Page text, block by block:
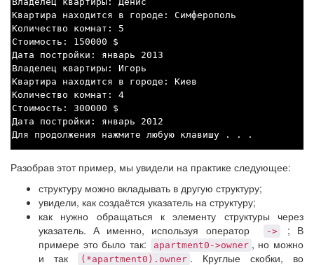
Квартира находится в городе: Симферополь
Количество комнат: 5
Стоимость: 150000 $
Дата постройки: январь 2013
Владелец квартиры: Игорь
Квартира находится в городе: Киев
Количество комнат: 4
Стоимость: 300000 $
Дата постройки: январь 2012
Для продолжения нажмите любую клавишу . . .
Разобрав этот пример, мы увидели на практике следующее:
структуру можно вкладывать в другую структуру;
увидели, как создаётся указатель на структуру;
как нужно обращаться к элементу структуры через
указатель. А именно, используя оператор
->
; В
примере это было так:
apartment0->owner , но можно
и так
(*apartment0).owner . Круглые скобки, во